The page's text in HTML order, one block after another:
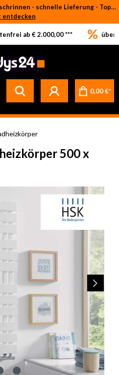
neu: ESS Easy Drain DrainFit Duschrinnen - schnelle Lieferung - Top-Preise
ab € 2.000,00 *** über
0,00 €*
500 x